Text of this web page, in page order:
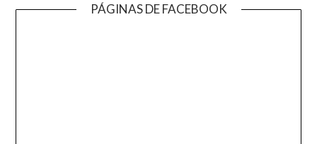
PÁGINAS DE FACEBOOK